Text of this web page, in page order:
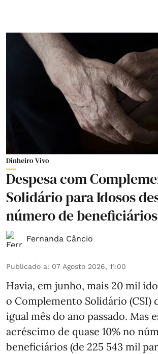
Dinheiro Vivo
Despesa com
Solidário para Idosos
número de
Fernanda Câncio
Publicado a: 07 Agosto 2026, 11:00
Havia, em junho, mais 20 mil
o Complemento Solidário (CSI)
igual mês do ano passado. Mas
acréscimo de quase 10% no
beneficiários (de 225 543 mil